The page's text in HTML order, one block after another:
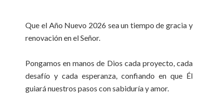
Que el Año Nuevo 2026 sea un tiempo de gracia y
renovación en el Señor.
Pongamos en manos de Dios cada proyecto, cada
desafío y cada esperanza, confiando en que Él
guiará nuestros pasos con sabiduría y amor.